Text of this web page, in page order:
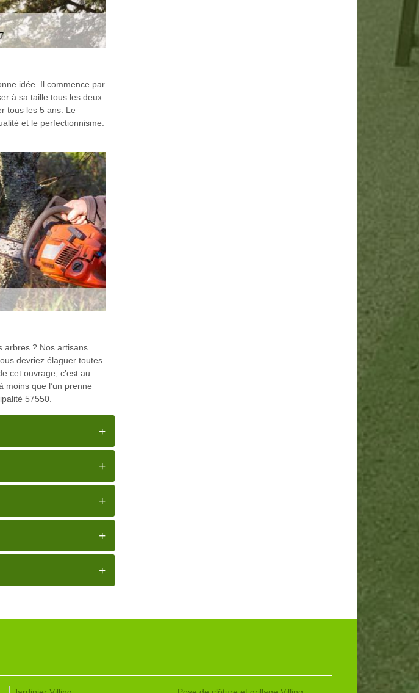
idée. Il commence par
à sa taille tous les deux
tous les 5 ans. Le
et le perfectionnisme.
arbres ? Nos artisans
devriez élaguer toutes
cet ouvrage, c’est au
moins que l’un prenne
57550.